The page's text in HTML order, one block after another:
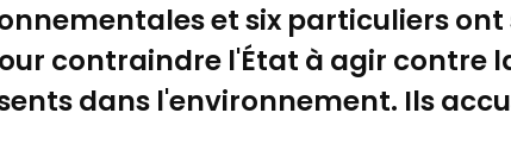
et six particuliers
contraindre l'État à agir contre
dans l'environnement. Ils